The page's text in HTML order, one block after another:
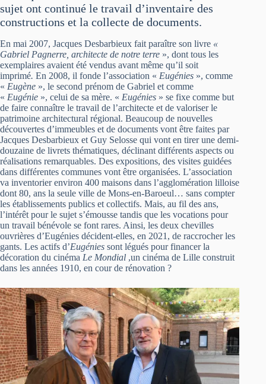
sujet ont continué le travail d’inventaire des
constructions et la collecte de documents.
En mai 2007, Jacques Desbarbieux fait paraître son livre «
Gabriel Pagnerre, architecte de notre terre », dont tous les
exemplaires avaient été vendus avant même qu’il soit
imprimé. En 2008, il fonde l’association « Eugénies », comme
« Eugène », le second prénom de Gabriel et comme
« Eugénie », celui de sa mère. « Eugénies » se fixe comme but
de faire connaître le travail de l’architecte et de valoriser le
patrimoine architectural régional. Beaucoup de nouvelles
découvertes d’immeubles et de documents vont être faites par
Jacques Desbarbieux et Guy Selosse qui vont en tirer une demi-
douzaine de livrets thématiques, déclinant différents aspects ou
réalisations remarquables. Des expositions, des visites guidées
dans différentes communes vont être organisées. L’association
va inventorier environ 400 maisons dans l’agglomération lilloise
dont 80, ans la seule ville de Mons-en-Baroeul… sans compter
les établissements publics et collectifs. Mais, au fil des ans,
l’intérêt pour le sujet s’émousse tandis que les vocations pour
un travail bénévole se font rares. Ainsi, les deux chevilles
ouvrières d’Eugénies décident-elles, en 2021, de raccrocher les
gants. Les actifs d’Eugénies sont légués pour financer la
décoration du cinéma Le Mondial ,un cinéma de Lille construit
dans les années 1910, en cour de rénovation ?